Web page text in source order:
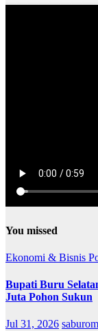
You missed
Ekonomi & Bisnis
Bupati Buru
Juta Pohon Sukun
Jul 31, 2026